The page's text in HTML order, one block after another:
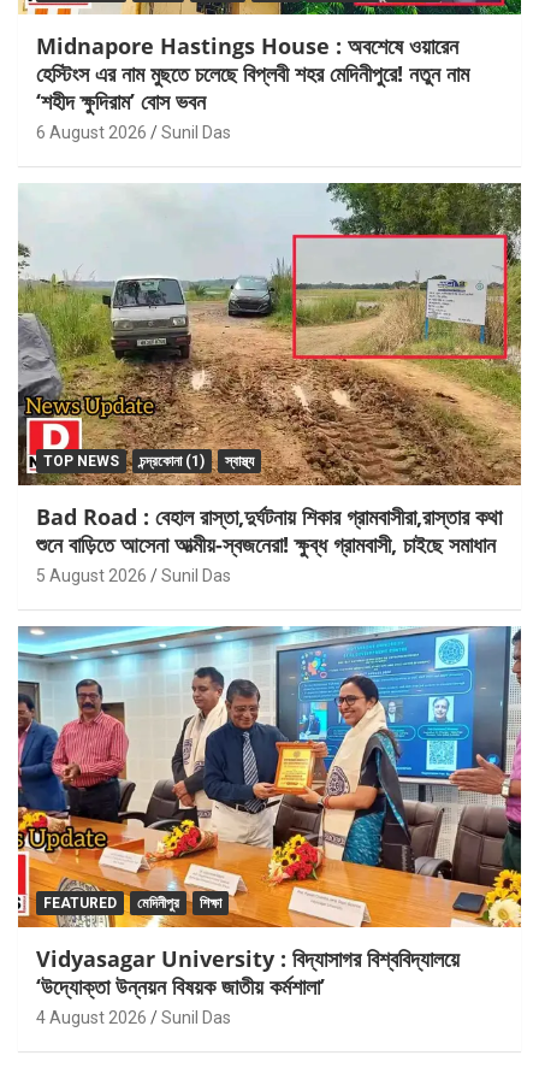
Midnapore Hastings House : অবশেষে ওয়ারেন
হেস্টিংস এর নাম মুছতে চলেছে বিপ্লবী শহর মেদিনীপুরে! নতুন নাম
‘শহীদ ক্ষুদিরাম’ বোস ভবন
6 August 2026 Sunil Das
TOP NEWS চন্দ্রকোনা (1) স্বাস্থ্য
Bad Road : বেহাল রাস্তা,দুর্ঘটনায় শিকার গ্রামবাসীরা,রাস্তার কথা
শুনে বাড়িতে আসেনা আত্মীয়-স্বজনেরা! ক্ষুব্ধ গ্রামবাসী, চাইছে সমাধান
5 August 2026 Sunil Das
FEATURED মেদিনীপুর শিক্ষা
Vidyasagar University : বিদ্যাসাগর বিশ্ববিদ্যালয়ে
‘উদ্যোক্তা উন্নয়ন বিষয়ক জাতীয় কর্মশালা’
4 August 2026 Sunil Das